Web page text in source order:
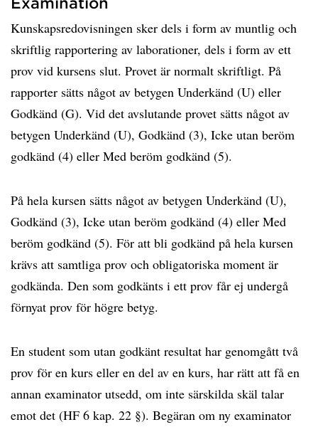
Kunskapsredovisningen sker dels i form av muntlig och
skriftlig rapportering av laborationer, dels i form av ett
prov vid kursens slut. Provet är normalt skriftligt. På
rapporter sätts något av betygen Underkänd (U) eller
Godkänd (G). Vid det avslutande provet sätts något av
betygen Underkänd (U), Godkänd (3), Icke utan beröm
godkänd (4) eller Med beröm godkänd (5).
På hela kursen sätts något av betygen Underkänd (U),
Godkänd (3), Icke utan beröm godkänd (4) eller Med
beröm godkänd (5). För att bli godkänd på hela kursen
krävs att samtliga prov och obligatoriska moment är
godkända. Den som godkänts i ett prov får ej undergå
förnyat prov för högre betyg.
En student som utan godkänt resultat har genomgått två
prov för en kurs eller en del av en kurs, har rätt att få en
annan examinator utsedd, om inte särskilda skäl talar
emot det (HF 6 kap. 22 §). Begäran om ny examinator